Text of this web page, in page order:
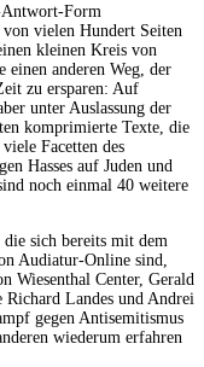
Form
vielen Hundert Seiten
kleinen Kreis von
einen anderen Weg, der
zu ersparen: Auf
unter Auslassung der
komprimierte Texte, die
Facetten des
Hasses auf Juden und
noch einmal 40 weitere
sich bereits mit dem
Audiatur-Online sind,
Wiesenthal Center, Gerald
Landes und Andrei
gegen Antisemitismus
wiederum erfahren